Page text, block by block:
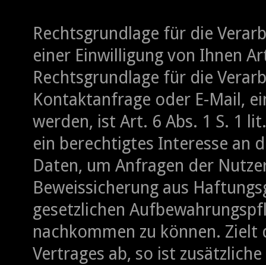
Rechtsgrundlage für die
einer Einwilligung von Ihnen
Rechtsgrundlage für die
Kontaktanfrage oder E-Mail,
werden, ist Art. 6 Abs. 1 S. 1
ein berechtigtes Interesse an
Daten, um Anfragen der
Beweissicherung aus
gesetzlichen
nachkommen zu können.
Vertrages ab, so ist